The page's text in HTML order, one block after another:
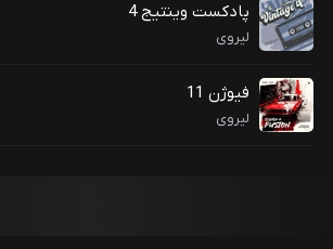
پادکست وینتیج 4
لیروی
فیوژن 11
لیروی